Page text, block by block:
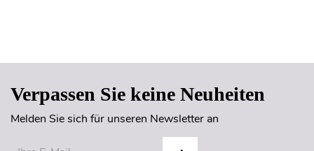
Verpassen Sie keine Neuheiten
Melden Sie sich für unseren Newsletter an